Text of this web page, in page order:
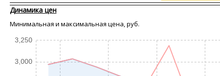
Динамика цен
Минимальная и максимальная цена, руб.
3,000
3,250